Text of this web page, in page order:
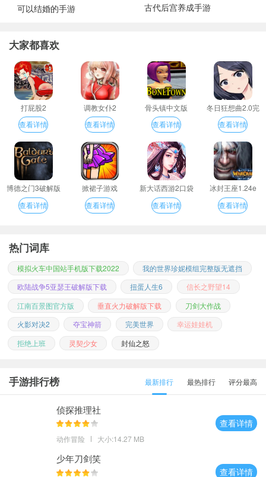
可以结婚的手游 古代后宫养成手游
大家都喜欢
打屁股2
查看详情
调教女仆2
查看详情
骨头镇中文版
查看详情
冬日狂想曲2.0完
整汉化版
查看详情
博德之门3破解版
查看详情
掀裙子游戏
查看详情
新大话西游2口袋
版
查看详情
冰封王座1.24e
查看详情
热门词库
模拟火车中国站手机版下载2022
我的世界珍妮模组完整版无遮挡
欧陆战争5亚瑟王破解版下载
扭蛋人生6
信长之野望14
江南百景图官方版
垂直火力破解版下载
刀剑大作战
火影对决2
夺宝神箭 完美世界
幸运娃娃机
拒绝上班
灵契少女 封仙之怒
手游排行榜 最新排行 最热排行 评分最高
侦探推理社
动作冒险 大小:14.27 MB
查看详情
少年刀剑笑
查看详情